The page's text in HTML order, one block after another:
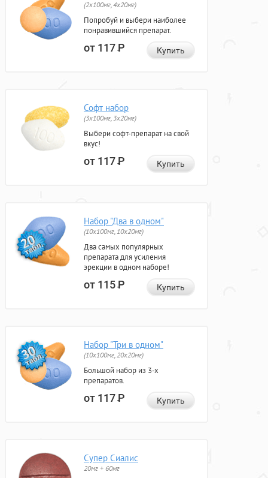
(2x100мг, 4x20мг)
Попробуй и выбери наиболее
понравившийся препарат.
от 117Р Купить
Софт набор
(3x100мг, 3x20мг)
Выбери софт-препарат на свой
вкус!
от 117Р Купить
Набор "Два в одном"
(10x100мг, 10x20мг)
Два самых популярных
препарата для усиления
эрекции в одном наборе!
от 115Р Купить
Набор "Три в одном"
(10x100мг, 20x20мг)
Большой набор из 3-х
препаратов.
от 117Р Купить
Супер Сиалис
20мг + 60мг